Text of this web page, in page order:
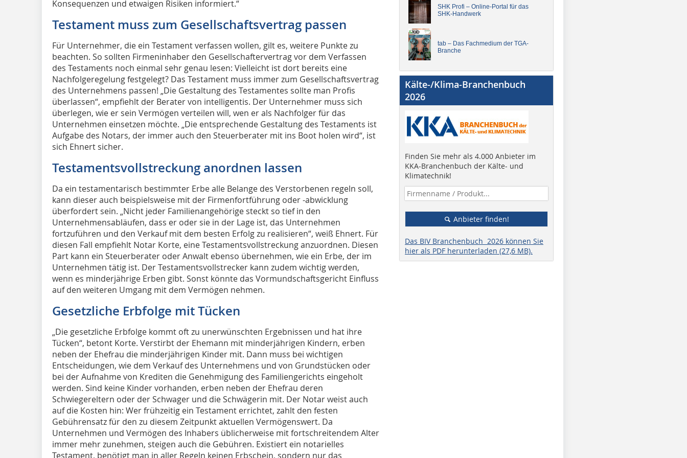
Konsequenzen und etwaigen Risiken informiert.“
Testament muss zum Gesellschaftsvertrag passen
Für Unternehmer, die ein Testament verfassen wollen, gilt es, weitere Punkte zu
beachten. So sollten Firmeninhaber den Gesellschaftervertrag vor dem Verfassen
des Testaments noch einmal sehr genau lesen: Vielleicht ist dort bereits eine
Nachfolgeregelung festgelegt? Das Testament muss immer zum Gesellschaftsvertrag
des Unternehmens passen! „Die Gestaltung des Testamentes sollte man Profis
überlassen“, empfiehlt der Berater von intelligentis. Der Unternehmer muss sich
überlegen, wie er sein Vermögen verteilen will, wen er als Nachfolger für das
Unternehmen einsetzen möchte. „Die entsprechende Gestaltung des Testaments ist
Aufgabe des Notars, der immer auch den Steuerberater mit ins Boot holen wird“, ist
sich Ehnert sicher.
Testamentsvollstreckung anordnen lassen
Da ein testamentarisch bestimmter Erbe alle Belange des Verstorbenen regeln soll,
kann dieser auch beispielsweise mit der Firmenfortführung oder -abwicklung
überfordert sein. „Nicht jeder Familienangehörige steckt so tief in den
Unternehmensabläufen, dass er oder sie in der Lage ist, das Unternehmen
fortzuführen und den Verkauf mit dem besten Erfolg zu realisieren“, weiß Ehnert. Für
diesen Fall empfiehlt Notar Korte, eine Testamentsvollstreckung anzuordnen. Diesen
Part kann ein Steuerberater oder Anwalt ebenso übernehmen, wie ein Erbe, der im
Unternehmen tätig ist. Der Testamentsvollstrecker kann zudem wichtig werden,
wenn es minderjährige Erben gibt. Sonst könnte das Vormundschaftsgericht Einfluss
auf den weiteren Umgang mit dem Vermögen nehmen.
Gesetzliche Erbfolge mit Tücken
„Die gesetzliche Erbfolge kommt oft zu unerwünschten Ergebnissen und hat ihre
Tücken“, betont Korte. Verstirbt der Ehemann mit minderjährigen Kindern, erben
neben der Ehefrau die minderjährigen Kinder mit. Dann muss bei wichtigen
Entscheidungen, wie dem Verkauf des Unternehmens und von Grundstücken oder
bei der Aufnahme von Krediten die Genehmigung des Familiengerichts eingeholt
werden. Sind keine Kinder vorhanden, erben neben der Ehefrau deren
Schwiegereltern oder der Schwager und die Schwägerin mit. Der Notar weist auch
auf die Kosten hin: Wer frühzeitig ein Testament errichtet, zahlt den festen
Gebührensatz für den zu diesem Zeitpunkt aktuellen Vermögenswert. Da
Unternehmen und Vermögen des Inhabers üblicherweise mit fortschreitendem Alter
immer mehr zunehmen, steigen auch die Gebühren. Existiert ein notarielles
Testament, benötigt man in aller Regeln keinen Erbschein, sondern nur das
SHK Profi – Online-Portal für das
SHK-Handwerk
tab – Das Fachmedium der TGA-
Branche
Kälte-/Klima-Branchenbuch
2026
Finden Sie mehr als 4.000 Anbieter im
KKA-Branchenbuch der Kälte- und
Klimatechnik!
Anbieter finden!
Das BIV Branchenbuch 2026 können Sie
hier als PDF herunterladen (27,6 MB).